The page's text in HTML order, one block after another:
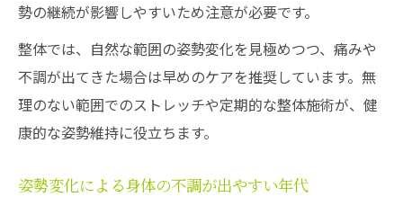
勢の継続が影響しやすいため注意が必要です。
整体では、自然な範囲の姿勢変化を見極めつつ、痛みや
不調が出てきた場合は早めのケアを推奨しています。無
理のない範囲でのストレッチや定期的な整体施術が、健
康的な姿勢維持に役立ちます。
姿勢変化による身体の不調が出やすい年代